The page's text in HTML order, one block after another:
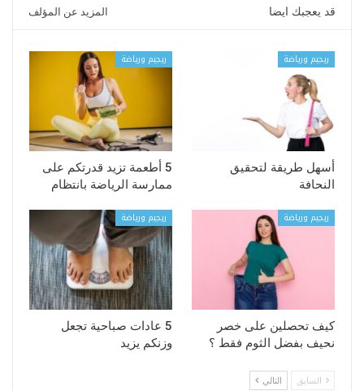
قد يعجبك ايضا المزيد عن المؤلف
ريجيم ورياضة
أسهل طريقة لتحقيق
النحافة
ريجيم ورياضة
5 أطعمة تزيد قدرتكم على
ممارسة الرياضة بانتظام
ريجيم ورياضة
كيف تحصلين على خصر
نحيف بفضل الثوم فقط ؟
ريجيم ورياضة
5 عادات صباحية تجعل
وزنكم يزيد
السابق التالي